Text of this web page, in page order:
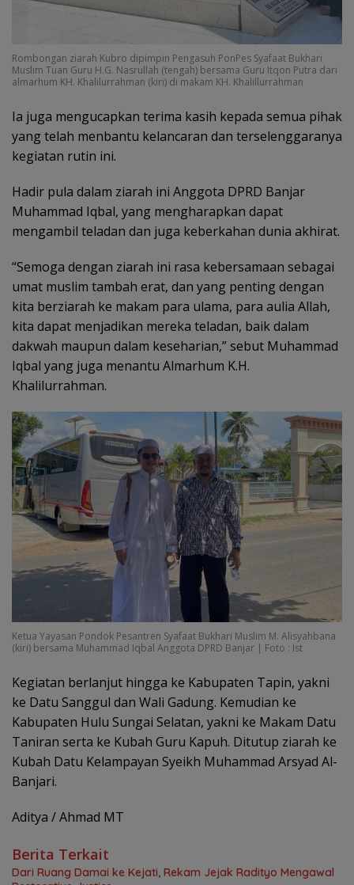
Rombongan ziarah Kubro dipimpin Pengasuh PonPes Syafaat Bukhari
Muslim Tuan Guru H.G. Nasrullah (tengah) bersama Guru Itqon Putra dari
almarhum KH. Khalilurrahman (kiri) di makam KH. Khalillurrahman
Ia juga mengucapkan terima kasih kepada semua pihak
yang telah menbantu kelancaran dan terselenggaranya
kegiatan rutin ini.
Hadir pula dalam ziarah ini Anggota DPRD Banjar
Muhammad Iqbal, yang mengharapkan dapat
mengambil teladan dan juga keberkahan dunia akhirat.
“Semoga dengan ziarah ini rasa kebersamaan sebagai
umat muslim tambah erat, dan yang penting dengan
kita berziarah ke makam para ulama, para aulia Allah,
kita dapat menjadikan mereka teladan, baik dalam
dakwah maupun dalam keseharian,” sebut Muhammad
Iqbal yang juga menantu Almarhum K.H.
Khalilurrahman.
Ketua Yayasan Pondok Pesantren Syafaat Bukhari Muslim M. Alisyahbana
(kiri) bersama Muhammad Iqbal Anggota DPRD Banjar | Foto : Ist
Kegiatan berlanjut hingga ke Kabupaten Tapin, yakni
ke Datu Sanggul dan Wali Gadung. Kemudian ke
Kabupaten Hulu Sungai Selatan, yakni ke Makam Datu
Taniran serta ke Kubah Guru Kapuh. Ditutup ziarah ke
Kubah Datu Kelampayan Syeikh Muhammad Arsyad Al-
Banjari.
Aditya / Ahmad MT
Berita Terkait
Dari Ruang Damai ke Kejati, Rekam Jejak Radityo Mengawal